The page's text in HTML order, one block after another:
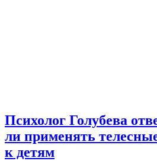
Психолог Голубева
ли применять
к детям